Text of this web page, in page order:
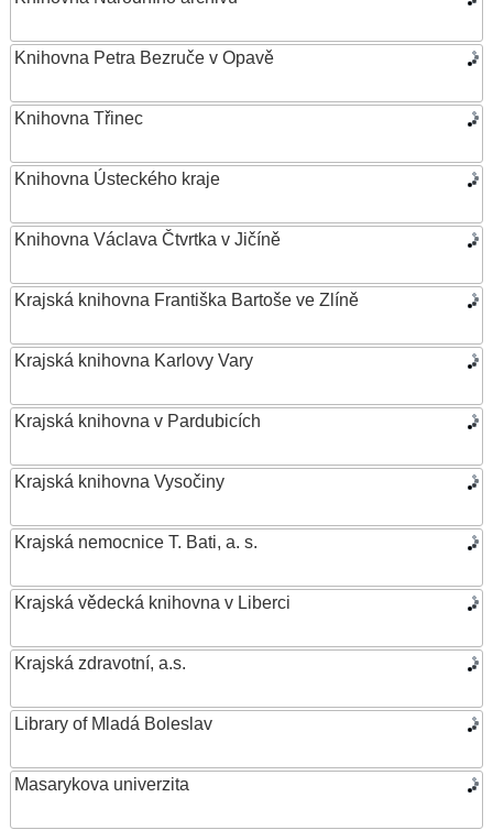
Knihovna Petra Bezruče v Opavě
Knihovna Třinec
Knihovna Ústeckého kraje
Knihovna Václava Čtvrtka v Jičíně
Krajská knihovna Františka Bartoše ve Zlíně
Krajská knihovna Karlovy Vary
Krajská knihovna v Pardubicích
Krajská knihovna Vysočiny
Krajská nemocnice T. Bati, a. s.
Krajská vědecká knihovna v Liberci
Krajská zdravotní, a.s.
Library of Mladá Boleslav
Masarykova univerzita